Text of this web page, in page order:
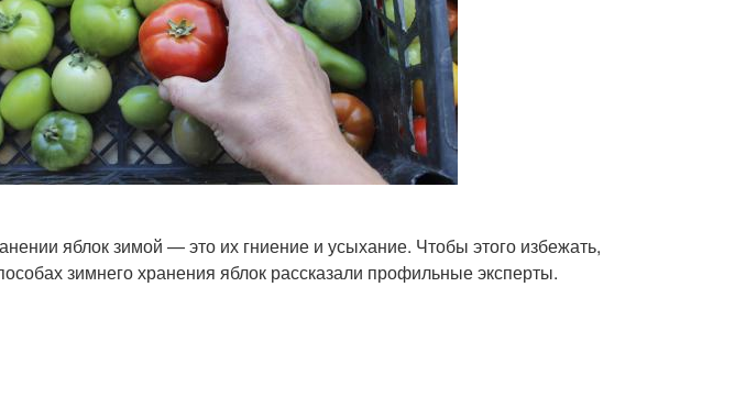
яблок зимой — это их гниение и усыхание. Чтобы этого избежать,
зимнего хранения яблок рассказали профильные эксперты.